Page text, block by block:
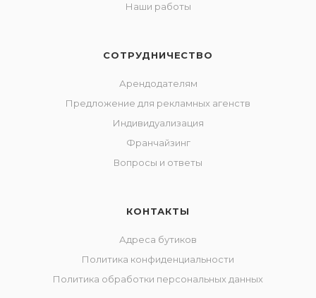
Наши работы
СОТРУДНИЧЕСТВО
Арендодателям
Предложение для рекламных агенств
Индивидуализация
Франчайзинг
Вопросы и ответы
КОНТАКТЫ
Адреса бутиков
Политика конфиденциальности
Политика обработки персональных данных